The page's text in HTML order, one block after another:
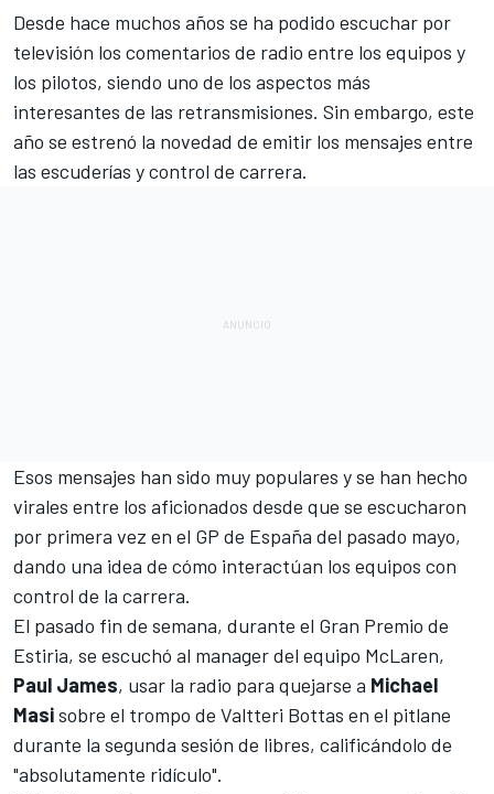
Desde hace muchos años se ha podido escuchar por
televisión los comentarios de radio entre los equipos y
los pilotos, siendo uno de los aspectos más
interesantes de las retransmisiones. Sin embargo, este
año se estrenó la novedad de emitir los mensajes entre
las escuderías y control de carrera.
Esos mensajes han sido muy populares y se han hecho
virales entre los aficionados desde que se escucharon
por primera vez en el GP de España del pasado mayo,
dando una idea de cómo interactúan los equipos con
control de la carrera.
El pasado fin de semana, durante el Gran Premio de
Estiria, se escuchó al manager del equipo McLaren,
Paul James, usar la radio para quejarse a Michael
Masisobre el trompo de Valtteri Bottas en el pitlane
durante la segunda sesión de libres, calificándolo de
"absolutamente ridículo".